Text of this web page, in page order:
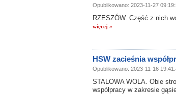
Opublikowano: 2023-11-27
RZESZÓW. Część z nich
więcej »
HSW zacieśnia
Opublikowano: 2023-11-16
STALOWA WOLA. Obie
współpracy w zakresie